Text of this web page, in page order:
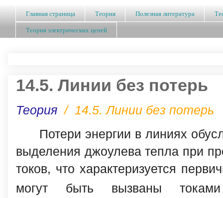
Главная страница Теория Полезная литература
Теория электрических цепей
14.5. Линии без потерь
Теория / 14.5. Линии без потерь
Потери энергии в линиях
выделения джоулева тепла при
токов, что характеризуется
могут быть вызваны токами